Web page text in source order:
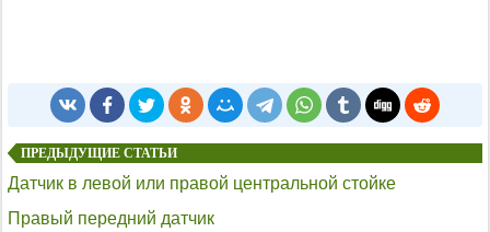
ПРЕДЫДУЩИЕ СТАТЬИ
Датчик в левой или правой центральной стойке
Правый передний датчик